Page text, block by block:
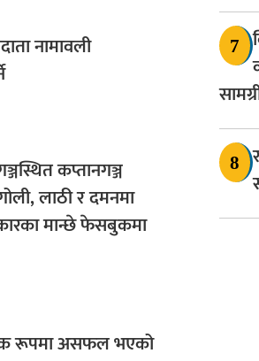
नामावली
कप्तानगञ्ज
लाठी र दमनमा
मान्छे फेसबुकमा
रूपमा असफल भएको
7
8